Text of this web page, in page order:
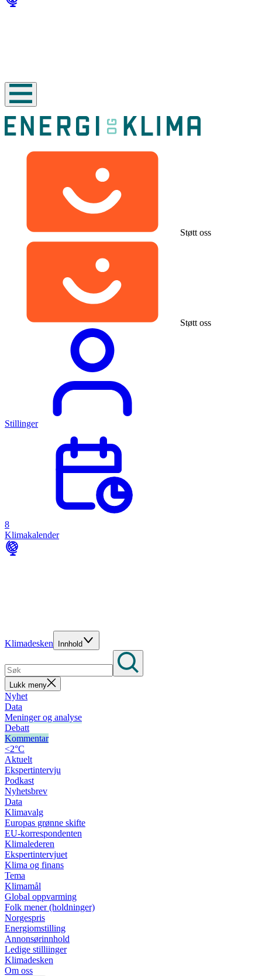
Støtt oss
Støtt oss
Stillinger
8
Klimakalender
Klimadesken Innhold
Lukk meny
Nyhet
Data
Meninger og analyse
Debatt
Kommentar
<2°C
Aktuelt
Ekspertintervju
Podkast
Nyhetsbrev
Data
Klimavalg
Europas grønne skifte
EU-korrespondenten
Klimalederen
Ekspertintervjuet
Klima og finans
Tema
Klimamål
Global oppvarming
Folk mener (holdninger)
Norgespris
Energiomstilling
Annonsørinnhold
Ledige stilliinger
Klimadesken
Om oss